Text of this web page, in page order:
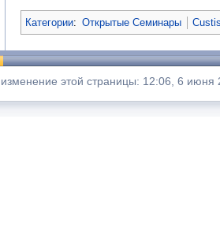
Категории: Открытые Семинары
этой страницы: 12:06, 6 июня